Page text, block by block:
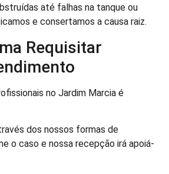
até falhas na tanque ou
e consertamos a causa raiz.
Requisitar
no Jardim Marcia é
dos nossos formas de
o caso e nossa recepção irá apoiá-